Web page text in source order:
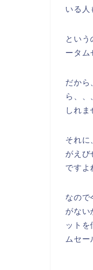
いる人
という
ータム
だから
ら、、
しれま
それに
がえび
ですよ
なので
がない
ットを
ムセー